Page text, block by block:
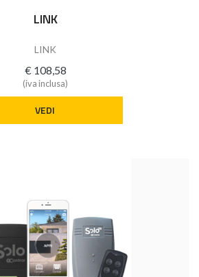
LINK
LINK
€ 108,58
(iva inclusa)
VEDI